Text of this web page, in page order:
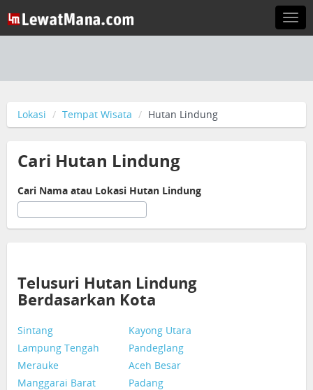
Lokasi Tempat Wisata Hutan Lindung
Cari Hutan Lindung
Cari Nama atau Lokasi Hutan Lindung
Telusuri Hutan Lindung
Berdasarkan Kota
Sintang
Kayong Utara
Lampung Tengah
Pandeglang
Merauke
Aceh Besar
Manggarai Barat
Padang